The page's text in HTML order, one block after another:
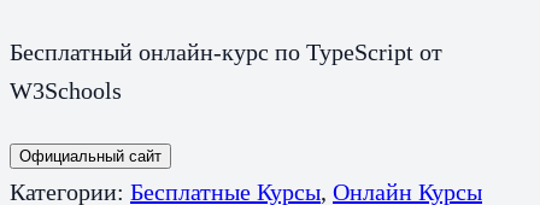
Бесплатный онлайн-курс по TypeScript от
W3Schools
Официальный сайт
Категории: Бесплатные Курсы, Онлайн Курсы